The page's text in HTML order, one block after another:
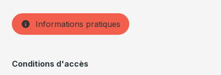
Informations pratiques
Conditions d'accès